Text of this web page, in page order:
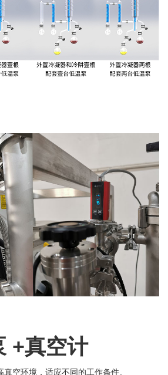
+真空计
空环境，适应不同的工作条件。